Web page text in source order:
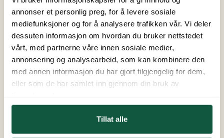
annonser et personlig preg, for å levere sosiale
mediefunksjoner og for å analysere trafikken vår. Vi deler
dessuten informasjon om hvordan du bruker nettstedet
vårt, med partnerne våre innen sosiale medier,
annonsering og analysearbeid, som kan kombinere den
med annen informasjon du har gjort tilgjengelig for dem,
eller som de har samlet inn gjennom din bruk av
Tillat alle
disse var 24 fast ansatte (9 kvinner og 15 menn),
mens 215 var sesongansatte (127 kvinner og 88
menn).
Ingen ansatte var i foreldrepermisjon i løpet av
året.
Selskapet har gjennomført en kartlegging av
lønnsforhold fordelt på kjønn og stillingsgrupper.
Kartleggingen viser at eventuelle lønnsforskjeller i